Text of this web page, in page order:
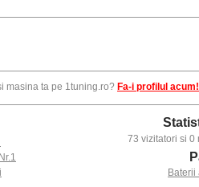
masina ta pe 1tuning.ro? Fa-i profilul acum!
Nr.1
73 vizitatori si 0